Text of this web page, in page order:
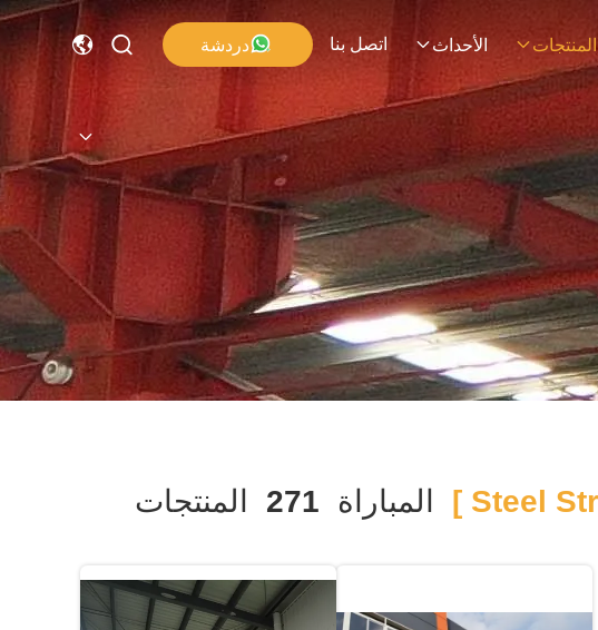
المنتجات الأحداث اتصل بنا دردشة
المباراة 271 المنتجات